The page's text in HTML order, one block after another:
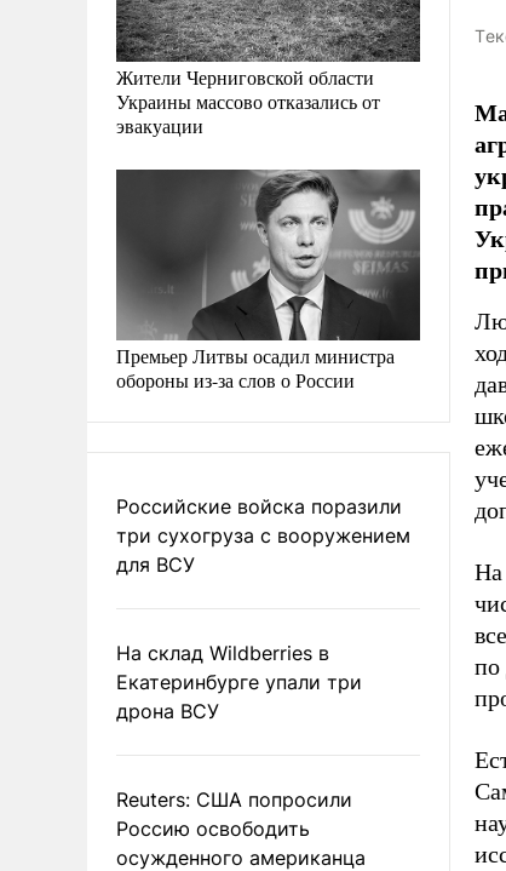
Жители Черниговской области
Украины массово отказались от
эвакуации
Премьер Литвы осадил министра
обороны из-за слов о России
Российские войска поразили
три сухогруза с вооружением
для ВСУ
На склад Wildberries в
Екатеринбурге упали три
дрона ВСУ
Reuters: США попросили
Россию освободить
осужденного американца
На
по